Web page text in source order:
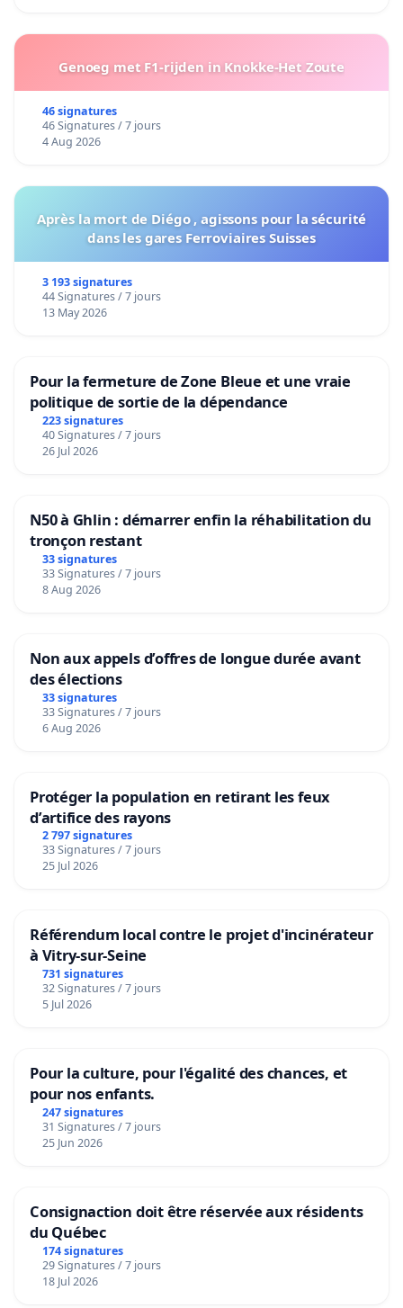
Genoeg met F1-rijden in Knokke-Het Zoute
46 signatures
46 Signatures / 7 jours
4 Aug 2026
Après la mort de Diégo , agissons pour la sécurité
dans les gares Ferroviaires Suisses
3 193 signatures
44 Signatures / 7 jours
13 May 2026
Pour la fermeture de Zone Bleue et une vraie
politique de sortie de la dépendance
223 signatures
40 Signatures / 7 jours
26 Jul 2026
N50 à Ghlin : démarrer enfin la réhabilitation du
tronçon restant
33 signatures
33 Signatures / 7 jours
8 Aug 2026
Non aux appels d’offres de longue durée avant
des élections
33 signatures
33 Signatures / 7 jours
6 Aug 2026
Protéger la population en retirant les feux
d’artifice des rayons
2 797 signatures
33 Signatures / 7 jours
25 Jul 2026
Référendum local contre le projet d'incinérateur
à Vitry-sur-Seine
731 signatures
32 Signatures / 7 jours
5 Jul 2026
Pour la culture, pour l'égalité des chances, et
pour nos enfants.
247 signatures
31 Signatures / 7 jours
25 Jun 2026
Consignaction doit être réservée aux résidents
du Québec
174 signatures
29 Signatures / 7 jours
18 Jul 2026